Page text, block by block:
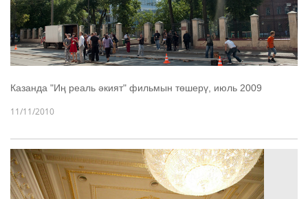
Казанда "Иң реаль әкият" фильмын төшерү, июль 2009
11/11/2010